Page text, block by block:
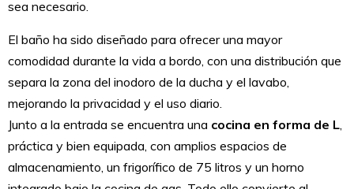
sea necesario.
El baño ha sido diseñado para ofrecer una mayor
comodidad durante la vida a bordo, con una distribución que
separa la zona del inodoro de la ducha y el lavabo,
mejorando la privacidad y el uso diario.
Junto a la entrada se encuentra una cocina en forma de L,
práctica y bien equipada, con amplios espacios de
almacenamiento, un frigorífico de 75 litros y un horno